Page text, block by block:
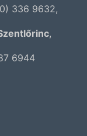
336 9632,
,
6944